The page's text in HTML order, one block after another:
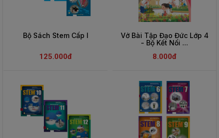
Bộ Sách Stem Cấp I
125.000đ
Vở Bài Tập Đạo Đức Lớp 4
- Bộ Kết Nối ...
8.000đ